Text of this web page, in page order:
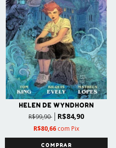
HELEN DE WYNDHORN
R$99,90 R$84,90
R$80,66 com Pix